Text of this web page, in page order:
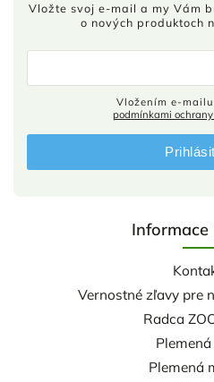
Informace
Vernostné zľavy pre
Radca
Plemená
Vložte svoj e-mail a my Vám
o nových produktoch
podmínkami